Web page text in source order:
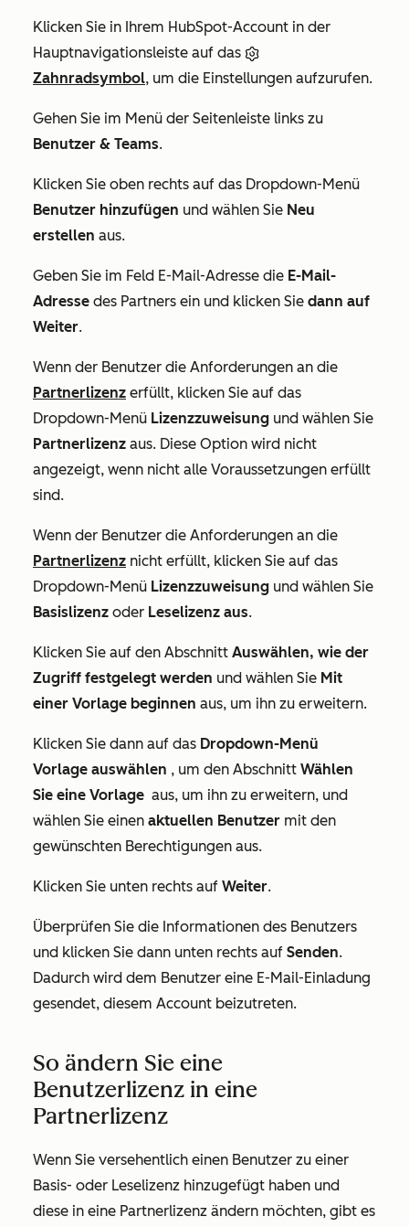
Klicken Sie in Ihrem HubSpot-Account in der
Hauptnavigationsleiste auf das
Zahnradsymbol, um die Einstellungen aufzurufen.
Gehen Sie im Menü der Seitenleiste links zu
Benutzer & Teams.
Klicken Sie oben rechts auf das Dropdown-Menü
Benutzer hinzufügen und wählen Sie Neu
erstellen aus.
Geben Sie im Feld E-Mail-Adresse die E-Mail-
Adresse des Partners ein und klicken Sie dann auf
Weiter.
Wenn der Benutzer die Anforderungen an die
Partnerlizenz erfüllt, klicken Sie auf das
Dropdown-Menü Lizenzzuweisung und wählen Sie
Partnerlizenz aus. Diese Option wird nicht
angezeigt, wenn nicht alle Voraussetzungen erfüllt
sind.
Wenn der Benutzer die Anforderungen an die
Partnerlizenz nicht erfüllt, klicken Sie auf das
Dropdown-Menü Lizenzzuweisung und wählen Sie
Basislizenz oder Leselizenz aus.
Klicken Sie auf den Abschnitt Auswählen, wie der
Zugriff festgelegt werden und wählen Sie Mit
einer Vorlage beginnen aus, um ihn zu erweitern.
Klicken Sie dann auf das Dropdown-Menü
Vorlage auswählen , um den Abschnitt Wählen
Sie eine Vorlage aus, um ihn zu erweitern, und
wählen Sie einen aktuellen Benutzer mit den
gewünschten Berechtigungen aus.
Klicken Sie unten rechts auf Weiter.
Überprüfen Sie die Informationen des Benutzers
und klicken Sie dann unten rechts auf Senden.
Dadurch wird dem Benutzer eine E-Mail-Einladung
gesendet, diesem Account beizutreten.
So ändern Sie eine
Benutzerlizenz in eine
Partnerlizenz
Wenn Sie versehentlich einen Benutzer zu einer
Basis- oder Leselizenz hinzugefügt haben und
diese in eine Partnerlizenz ändern möchten, gibt es